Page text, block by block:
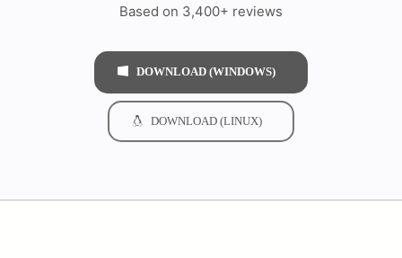
Based on 3,400+ reviews
DOWNLOAD (WINDOWS)
DOWNLOAD (LINUX)